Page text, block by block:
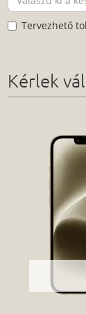
Tervezhető
Kérlek